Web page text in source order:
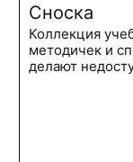
Сноска
Коллекция
методичек и
делают